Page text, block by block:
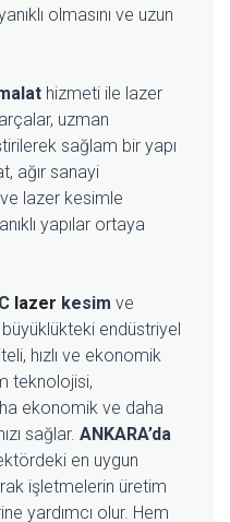
olmasını ve uzun
hizmeti ile lazer
uzman
sağlam bir yapı
ağır sanayi
ve lazer kesimle
yapılar ortaya
lazer kesim ve
endüstriyel
hızlı ve ekonomik
teknolojisi,
ekonomik ve daha
sağlar. ANKARA’da
en uygun
işletmelerin üretim
yardımcı olur. Hem